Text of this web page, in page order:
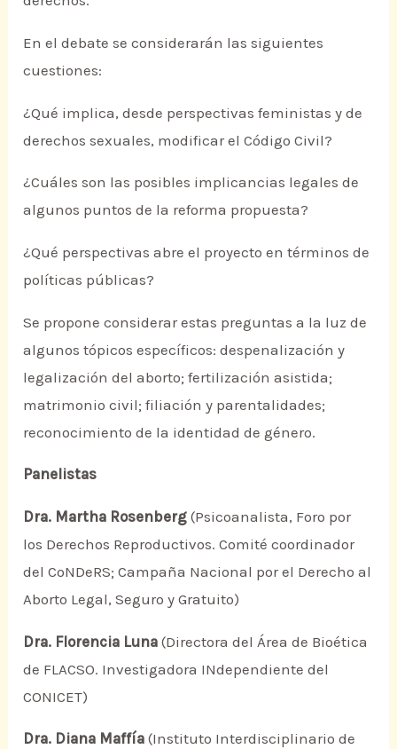
En el debate se considerarán las siguientes
cuestiones:
¿Qué implica, desde perspectivas feministas y de
derechos sexuales, modificar el Código Civil?
¿Cuáles son las posibles implicancias legales de
algunos puntos de la reforma propuesta?
¿Qué perspectivas abre el proyecto en términos de
políticas públicas?
Se propone considerar estas preguntas a la luz de
algunos tópicos específicos: despenalización y
legalización del aborto; fertilización asistida;
matrimonio civil; filiación y parentalidades;
reconocimiento de la identidad de género.
Panelistas
Dra. Martha Rosenberg (Psicoanalista, Foro por
los Derechos Reproductivos. Comité coordinador
del CoNDeRS; Campaña Nacional por el Derecho al
Aborto Legal, Seguro y Gratuito)
Dra. Florencia Luna (Directora del Área de Bioética
de FLACSO. Investigadora INdependiente del
CONICET)
Dra. Diana Maffía (Instituto Interdisciplinario de